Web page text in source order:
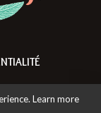
Learn more